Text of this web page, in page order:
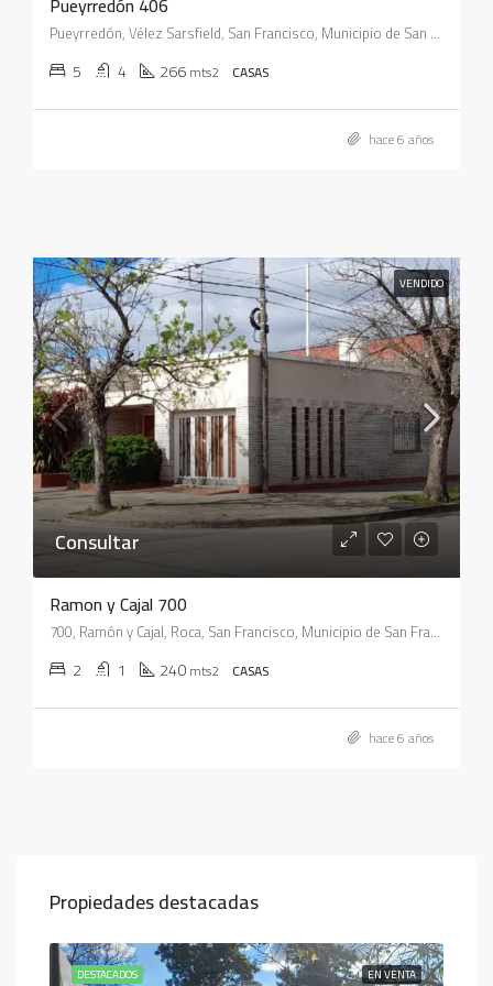
Pueyrredón, Vélez Sarsfield, San Francisco, Municipio de San Francisco, Pedanía Juárez Celman, Departamento San Justo, Córdoba, X2400, Argentina
5 4 266mts2 CASAS
hace 6 años
VENDIDO
Consultar
Ramon y Cajal 700
700, Ramón y Cajal, Roca, San Francisco, Municipio de San Francisco, Pedanía Juárez Celman, Departamento San Justo, Córdoba, X2400, Argentina
2 1 240mts2 CASAS
hace 6 años
Propiedades destacadas
EN VENTA
DESTACADOS